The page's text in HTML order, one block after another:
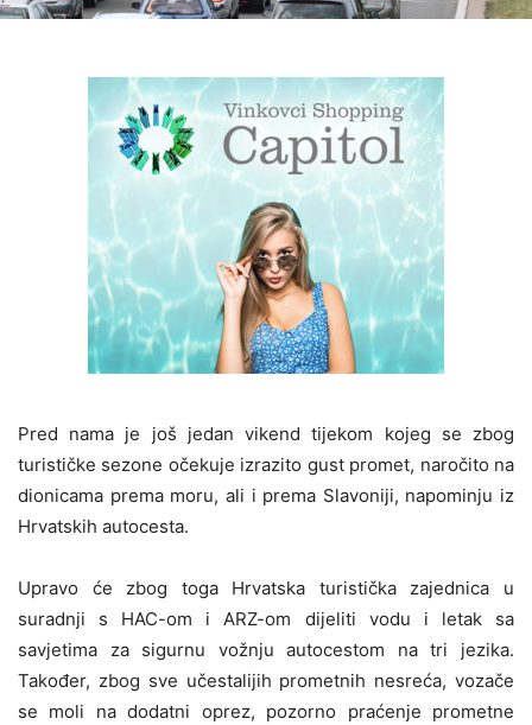
Pred nama je još jedan vikend tijekom kojeg se zbog
turističke sezone očekuje izrazito gust promet, naročito na
dionicama prema moru, ali i prema Slavoniji, napominju iz
Hrvatskih autocesta.
Upravo će zbog toga Hrvatska turistička zajednica u
suradnji s HAC-om i ARZ-om dijeliti vodu i letak sa
savjetima za sigurnu vožnju autocestom na tri jezika.
Također, zbog sve učestalijih prometnih nesreća, vozače
se moli na dodatni oprez, pozorno praćenje prometne